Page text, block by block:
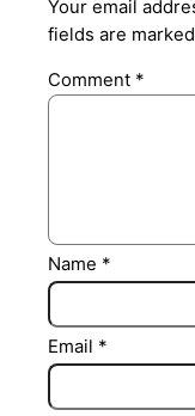
Your email
fields are marked
Comment *
Name *
Email *